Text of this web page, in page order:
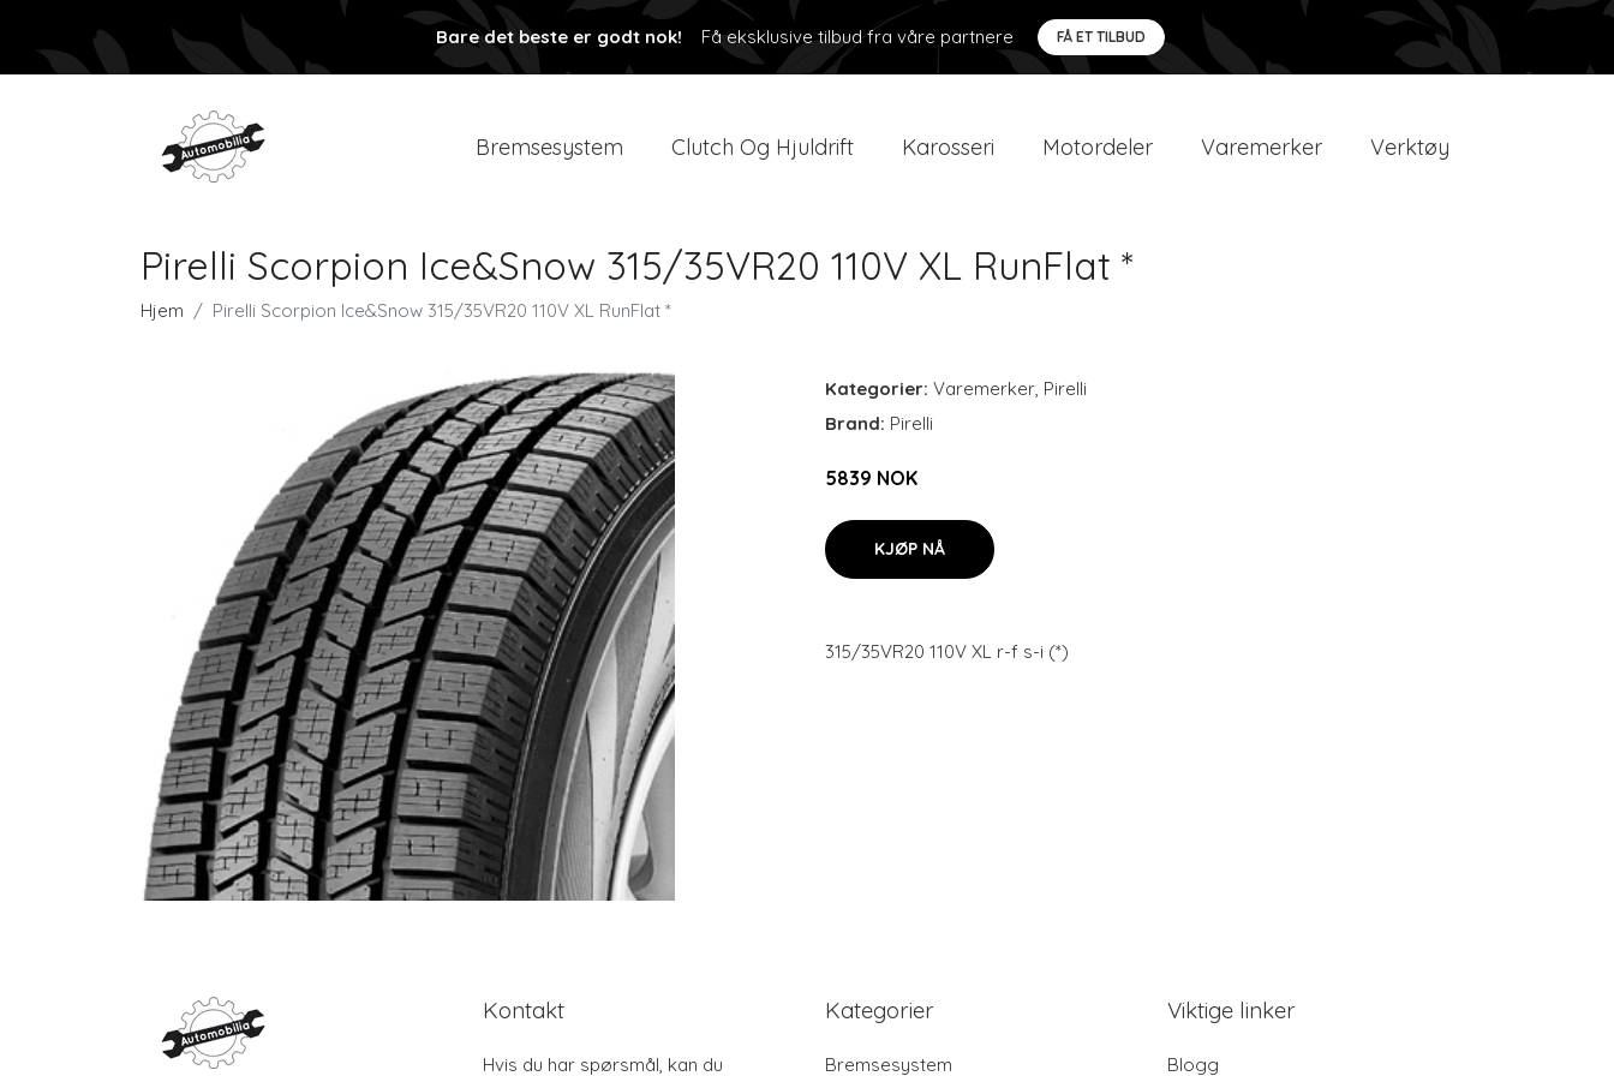
Bare det beste er godt nok! Få eksklusive tilbud fra våre partnere FÅ ET TILBUD
Bremsesystem Clutch Og Hjuldrift Karosseri Motordeler Varemerker Verktøy
Pirelli Scorpion Ice&Snow 315/35VR20 110V XL RunFlat *
Hjem Pirelli Scorpion Ice&Snow 315/35VR20 110V XL RunFlat *
Kategorier: Varemerker, Pirelli
Brand: Pirelli
5839 NOK
KJØP NÅ
315/35VR20 110V XL r-f s-i (*)
Kontakt
Hvis du har spørsmål, kan du
Kategorier
Bremsesystem
Viktige linker
Blogg